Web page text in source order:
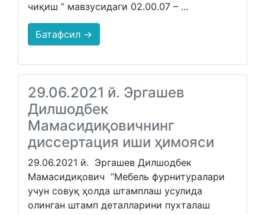
чиқиш ” мавзусидаги 02.00.07 – ...
Батафсил →
29.06.2021 й. Эргашев
Дилшодбек
Мамасидиқовичнинг
диссертация иши ҳимояси
29.06.2021 й. Эргашев Дилшодбек
Мамасидиқович “Мебель фурнитуралари
учун совуқ ҳолда штамплаш усулида
олинган штамп деталларини пухталаш